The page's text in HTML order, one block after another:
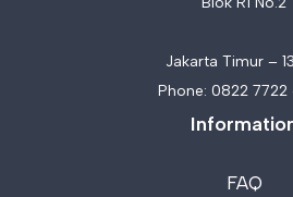
Jakarta Timur –
Phone: 0822 7722
FAQ